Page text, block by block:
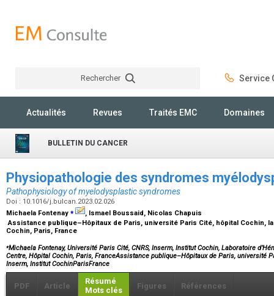
Rechercher Service
Actualités Revues Traités EMC Domaines
BULLETIN DU CANCER
Physiopathologie des syndromes
Pathophysiology of myelodysplastic syndromes
Doi : 10.1016/j.bulcan.2023.02.026
Michaela Fontenay ⁎
, Ismael Boussaid, Nicolas Chapuis
Assistance publique–Hôpitaux de Paris, université Paris Cité, hôpital Cochin,
Cochin, Paris, France
⁎Michaela Fontenay, Université Paris Cité, CNRS, Inserm, Institut Cochin, Laboratoire
Centre, Hôpital Cochin, Paris, FranceAssistance publique–Hôpitaux de Paris, université
Inserm, Institut CochinParisFrance
PDF Article
Résumé
Mots clés
Figures Références